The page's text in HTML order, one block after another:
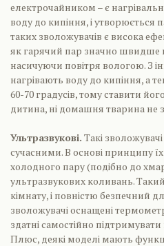
електрочайником – є
воду до кипіння, і утворюється
таких зволожувачів є висока
як гарячий пар значно швидше
насичуючи повітря вологою. З
нагрівають воду до кипіння, а
60-70 градусів, тому ставити
дитина, ні домашня тварина не
Ультразвукові. Такі
сучасними. В основі принципу
холодного пару (подібно до
ультразвукових коливань.
кімнату, і повністю безпечний
зволожувачі оснащені
здатні самостійно
Плюс, деякі моделі мають